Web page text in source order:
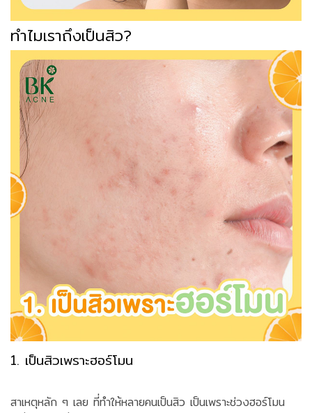
ทำไมเราถึงเป็นสิว?
1. เป็นสิวเพราะฮอร์โมน
สาเหตุหลัก ๆ เลย ที่ทำให้หลายคนเป็นสิว เป็นเพราะช่วงฮอร์โมน